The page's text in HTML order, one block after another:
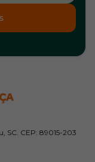
SC. CEP: 89015-203